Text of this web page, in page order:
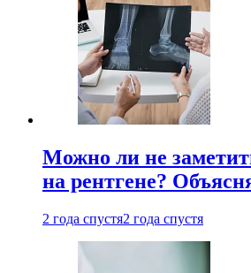
Можно ли не
на рентгене?
2 года спустя2 года спустя